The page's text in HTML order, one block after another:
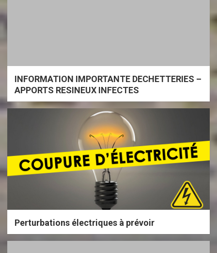
INFORMATION IMPORTANTE DECHETTERIES –
APPORTS RESINEUX INFECTES
Perturbations électriques à prévoir